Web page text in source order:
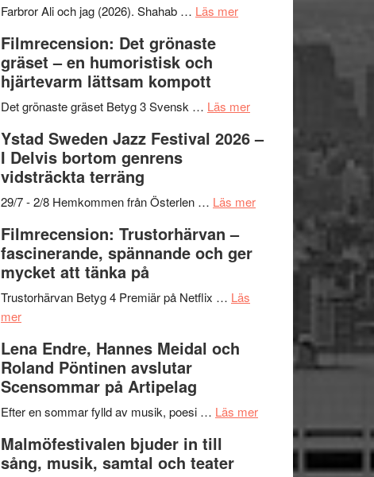
Want
Believe
–
Vrach
Frankenshtey
med
och
Scully
presenterar
årets
Farbror Ali och jag (2026). Shahab … Läs merom
Filmstadens
stipendium
Filmrecension: Det grönaste
gräset – en humoristisk och
hjärtevarm lättsam kompott
Det grönaste gräset Betyg 3 Svensk … Läs merom
Det
–
och
Ystad Sweden Jazz Festival 2026 –
I Delvis bortom genrens
vidsträckta terräng
29/7 - 2/8 Hemkommen från Österlen … Läs merom
vidsträckta
Filmrecension: Trustorhärvan –
fascinerande, spännande och ger
mycket att tänka på
Trustorhärvan Betyg 4 Premiär på Netflix … Läs
merom
Trustorhärvan
–
fascinerande,
spännande
ger
mycket
Lena Endre, Hannes Meidal och
Roland Pöntinen avslutar
Scensommar på Artipelag
Efter en sommar fylld av musik, poesi … Läs merom
Hannes
Malmöfestivalen bjuder in till
sång, musik, samtal och teater